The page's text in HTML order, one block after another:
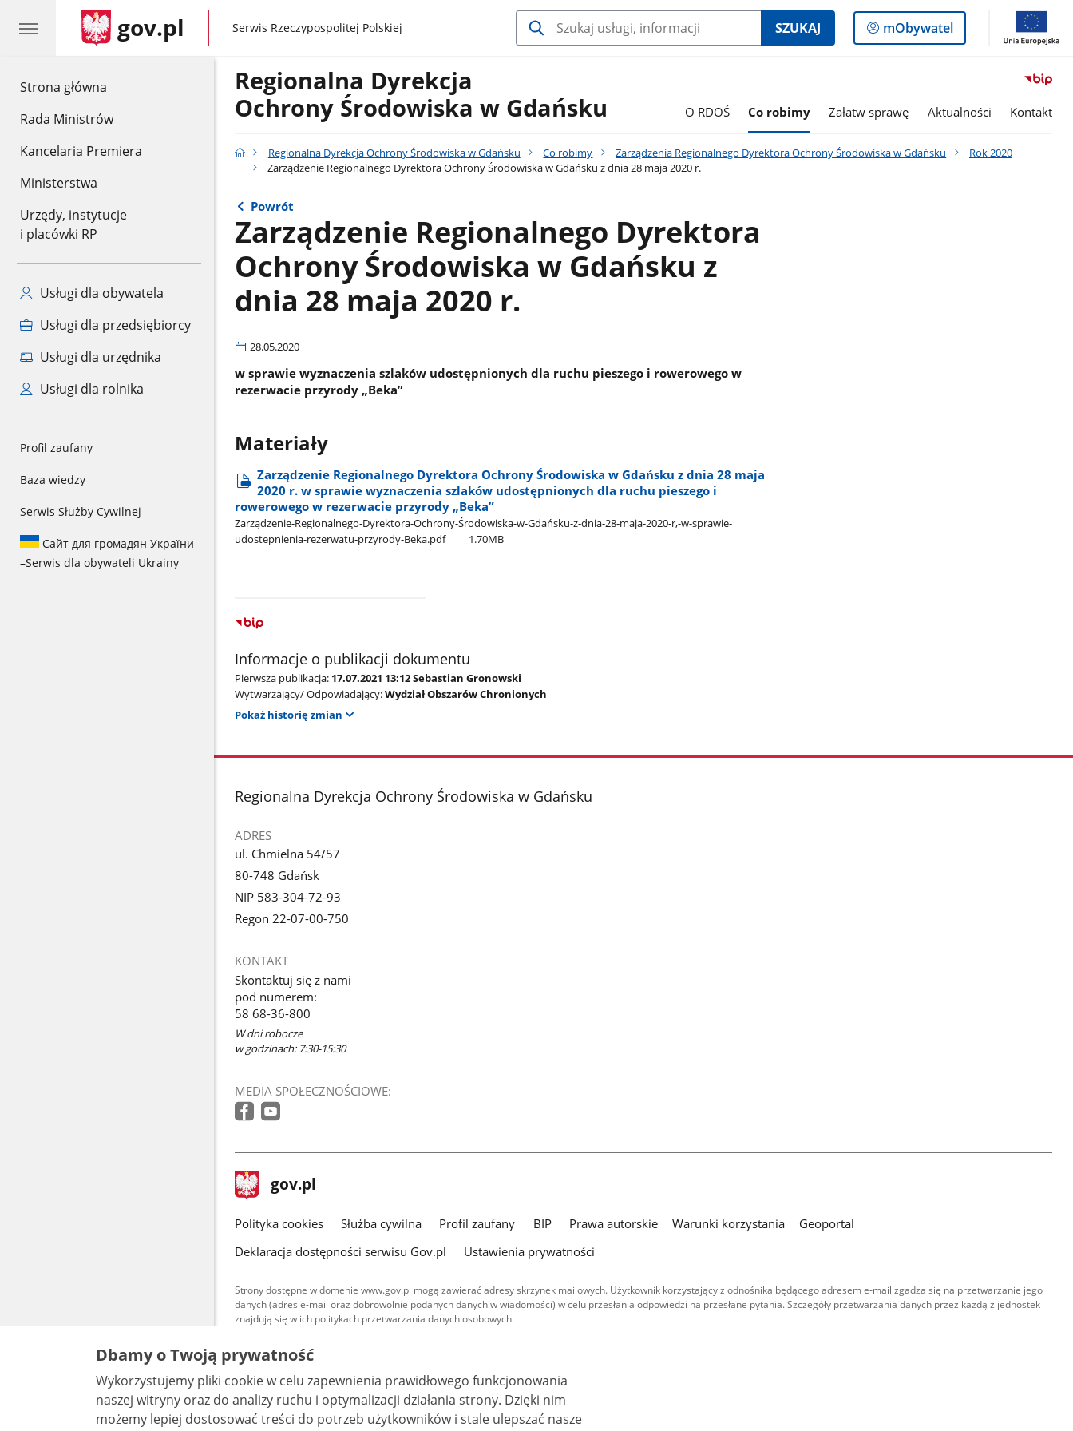
Strona główna
Rada Ministrów
Kancelaria Premiera
Ministerstwa
Urzędy, instytucje
i placówki RP
Usługi dla obywatela
Usługi dla przedsiębiorcy
Usługi dla urzędnika
Usługi dla rolnika
Profil zaufany
Baza wiedzy
Serwis Służby Cywilnej
Сайт для громадян України
–Serwis dla obywateli Ukrainy
gov.pl gov.pl
Serwis Rzeczypospolitej Polskiej SZUKAJ
Logowanie
do
mObywatel
Regionalna Dyrekcja
Ochrony Środowiska w Gdańsku
O RDOŚ Co robimy Załatw sprawę Aktualności Kontakt
Regionalna Dyrekcja Ochrony Środowiska w Gdańsku Co robimy Zarządzenia Regionalnego Dyrektora Ochrony Środowiska w Gdańsku
Rok 2020
Zarządzenie Regionalnego Dyrektora Ochrony Środowiska w Gdańsku z dnia 28 maja 2020 r.
Powrót
Zarządzenie Regionalnego Dyrektora
Ochrony Środowiska w Gdańsku z
dnia 28 maja 2020 r.
28.05.2020
w sprawie wyznaczenia szlaków udostępnionych dla ruchu pieszego i rowerowego w
rezerwacie przyrody „Beka”
Materiały
Zarządzenie Regionalnego Dyrektora Ochrony Środowiska w Gdańsku z dnia 28 maja
2020 r. w sprawie wyznaczenia szlaków udostępnionych dla ruchu pieszego i
rowerowego w rezerwacie przyrody „Beka”
Zarządzenie-Regionalnego-Dyrektora-Ochrony-Środowiska-w-Gdańsku-z-dnia-28-maja-2020-r,-w-sprawie-
udostepnienia-rezerwatu-przyrody-Beka.pdf
1.70MB
Informacje o publikacji dokumentu
Pierwsza publikacja: 17.07.2021 13:12 Sebastian Gronowski
Wytwarzający/ Odpowiadający:Wydział Obszarów Chronionych
Pokaż historię zmian
stopka
Regionalna Dyrekcja Ochrony Środowiska w Gdańsku
ADRES
ul. Chmielna 54/57
80-748 Gdańsk
NIP 583-304-72-93
Regon 22-07-00-750
KONTAKT
Skontaktuj się z nami
pod numerem:
58 68-36-800
W dni robocze
w godzinach: 7:30-15:30
MEDIA SPOŁECZNOŚCIOWE:
stopka
gov.pl Strona
gov.pl
gov.pl
Polityka cookies Służba cywilna Profil zaufany BIP Prawa autorskie Warunki korzystania
Geoportal
Deklaracja dostępności serwisu Gov.pl
Ustawienia prywatności
Strony dostępne w domenie www.gov.pl mogą zawierać adresy skrzynek mailowych. Użytkownik korzystający z odnośnika będącego adresem e-mail zgadza się na przetwarzanie jego
danych (adres e-mail oraz dobrowolnie podanych danych w wiadomości) w celu przesłania odpowiedzi na przesłane pytania. Szczegóły przetwarzania danych przez każdą z jednostek
znajdują się w ich politykach przetwarzania danych osobowych.
Treści tekstowe publikowane w serwisie (z wyłączeniem treści audiowizualnych), są
udostępniane na licencji typu Creative Commons: uznanie autorstwa - na tych samych
warunkach 4.0 (CC BY-SA 4.0). Materiały audiowizualne, w tym zdjęcia, materiały audio i wideo,
są udostępniane na licencji typu Creative Commons: uznanie autorstwa użycie niekomercyjne -
bez utworów zależnych 4.0 (CC BY-NC-ND 4.0), o ile nie jest to stwierdzone inaczej.
Dbamy o Twoją prywatność
Wykorzystujemy pliki cookie w celu zapewnienia prawidłowego funkcjonowania
naszej witryny oraz do analizy ruchu i optymalizacji działania strony. Dzięki nim
możemy lepiej dostosować treści do potrzeb użytkowników i stale ulepszać nasze